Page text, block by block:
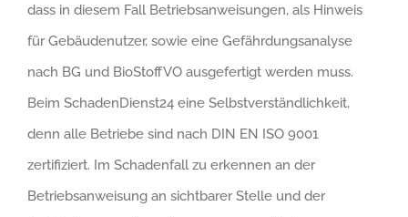
dass in diesem Fall Betriebsanweisungen, als Hinweis
für Gebäudenutzer, sowie eine Gefährdungsanalyse
nach BG und BioStoffVO ausgefertigt werden muss.
Beim SchadenDienst24 eine Selbstverständlichkeit,
denn alle Betriebe sind nach DIN EN ISO 9001
zertifiziert. Im Schadenfall zu erkennen an der
Betriebsanweisung an sichtbarer Stelle und der